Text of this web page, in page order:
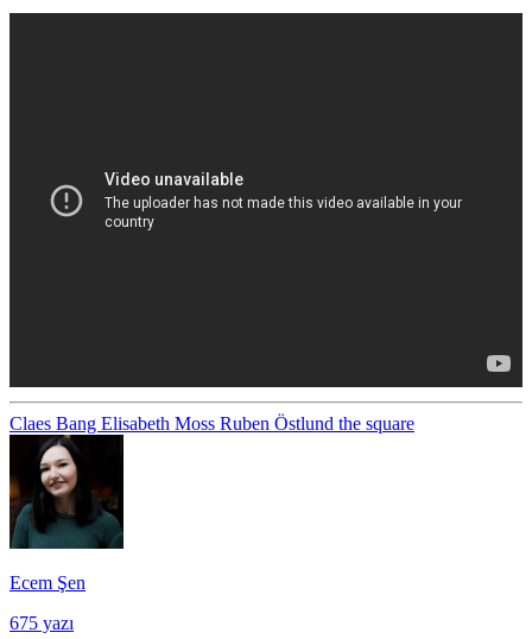
Claes Bang Elisabeth Moss Ruben Östlund the square
Ecem Şen
675 yazı